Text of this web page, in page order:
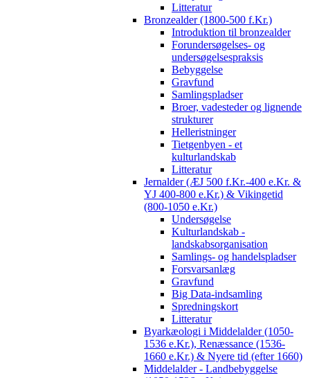
Litteratur
Bronzealder (1800-500 f.Kr.)
Introduktion til bronzealder
Forundersøgelses- og
undersøgelsespraksis
Bebyggelse
Gravfund
Samlingspladser
Broer, vadesteder og lignende
strukturer
Helleristninger
Tietgenbyen - et
kulturlandskab
Litteratur
Jernalder (ÆJ 500 f.Kr.-400 e.Kr. &
YJ 400-800 e.Kr.) & Vikingetid
(800-1050 e.Kr.)
Undersøgelse
Kulturlandskab -
landskabsorganisation
Samlings- og handelspladser
Forsvarsanlæg
Gravfund
Big Data-indsamling
Spredningskort
Litteratur
Byarkæologi i Middelalder (1050-
1536 e.Kr.), Renæssance (1536-
1660 e.Kr.) & Nyere tid (efter 1660)
Middelalder - Landbebyggelse